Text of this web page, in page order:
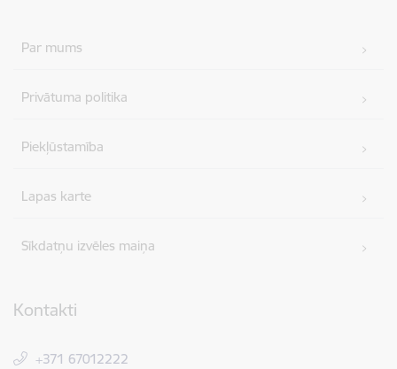
Par mums
Privātuma politika
Piekļūstamība
Lapas karte
Sīkdatņu izvēles maiņa
Kontakti
+371 67012222